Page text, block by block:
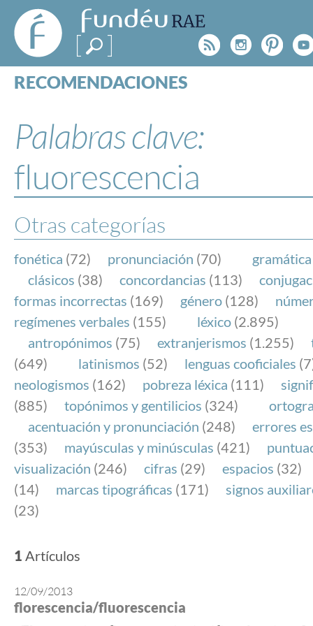
FundéuRAE
- Fundación
del Español
Urgente
Rss
RECOMENDACIONES
ESPECIALES
BLOG
NOTICIAS
FundéuRAE es una fundación patrocinada por la
y la Real Academia Española, cuyo objetivo es
el buen uso del español en los medios de
Internet.
Palabras clave:
fluorescencia
Otras categorías
fonética (72) pronunciación (70) gramática
clásicos (38) concordancias (113)
formas incorrectas (169) género (128)
regímenes verbales (155) léxico (2.895)
antropónimos (75) extranjerismos (1.255)
(649)
latinismos (52) lenguas cooficiales
neologismos (162) pobreza léxica (111)
(885)
topónimos y gentilicios (324)
acentuación y pronunciación (248)
errores
(353)
mayúsculas y minúsculas (421)
visualización (246) cifras (29) espacios (32)
(14)
marcas tipográficas (171)
signos
(23)
1 Artículos
12/09/2013
florescencia/fluorescencia